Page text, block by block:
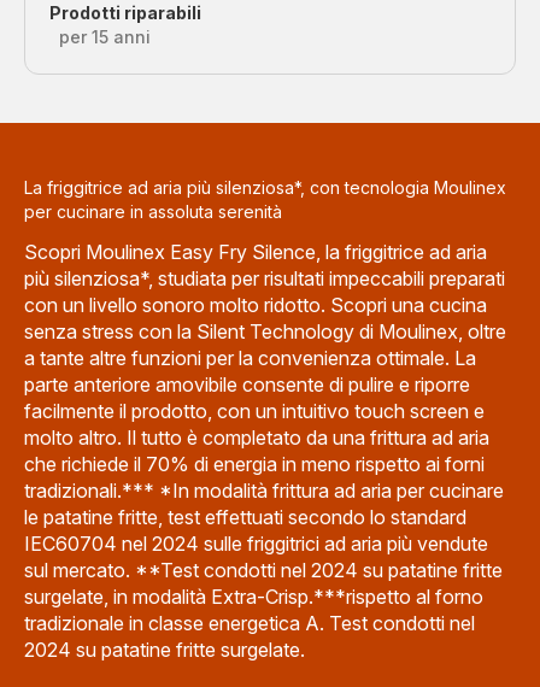
Prodotti riparabili
per 15 anni
La friggitrice ad aria più silenziosa*, con tecnologia Moulinex
per cucinare in assoluta serenità
Scopri Moulinex Easy Fry Silence, la friggitrice ad aria
più silenziosa*, studiata per risultati impeccabili preparati
con un livello sonoro molto ridotto. Scopri una cucina
senza stress con la Silent Technology di Moulinex, oltre
a tante altre funzioni per la convenienza ottimale. La
parte anteriore amovibile consente di pulire e riporre
facilmente il prodotto, con un intuitivo touch screen e
molto altro. Il tutto è completato da una frittura ad aria
che richiede il 70% di energia in meno rispetto ai forni
tradizionali.*** *In modalità frittura ad aria per cucinare
le patatine fritte, test effettuati secondo lo standard
IEC60704 nel 2024 sulle friggitrici ad aria più vendute
sul mercato. **Test condotti nel 2024 su patatine fritte
surgelate, in modalità Extra-Crisp.***rispetto al forno
tradizionale in classe energetica A. Test condotti nel
2024 su patatine fritte surgelate.